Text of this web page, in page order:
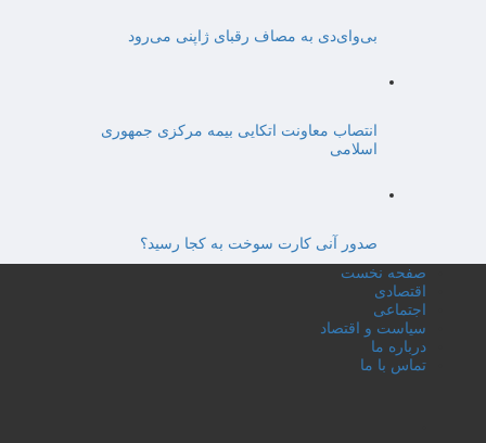
بی‌وای‌دی به مصاف رقبای ژاپنی می‌رود
انتصاب معاونت اتکایی بیمه مرکزی جمهوری
اسلامی
صدور آنی کارت سوخت به کجا رسید؟
صفحه نخست
اقتصادی
اجتماعی
سیاست و اقتصاد
درباره ما
تماس با ما